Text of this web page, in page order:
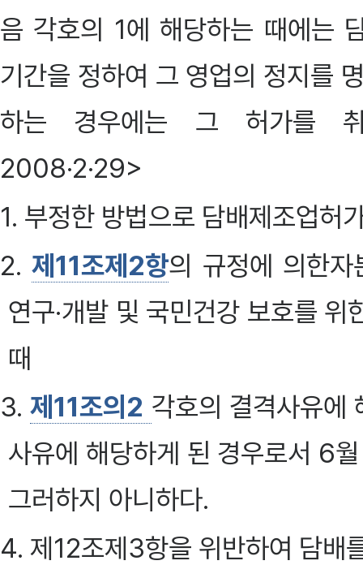
음 각호의 1에 해당하는 때에는
기간을 정하여 그 영업의 정지를
하는 경우에는 그 허가를
2008·2·29>
1. 부정한 방법으로 담배제조업허
2.제11조제2항의 규정에 의한자
연구·개발 및 국민건강 보호를
때
3.제11조의2 각호의 결격사유에
사유에 해당하게 된 경우로서 6
그러하지 아니하다.
4. 제12조제3항을 위반하여 담배